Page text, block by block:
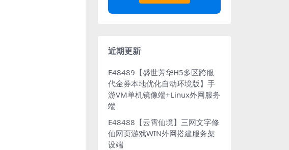
近期更新
E48489【盛世芳华H5多区跨服
代金券本地优化自动环境版】手
游VM单机镜像端+Linux外网服务
端
E48488【云霄仙境】三网文字修
仙网页游戏WIN外网搭建服务架
设端